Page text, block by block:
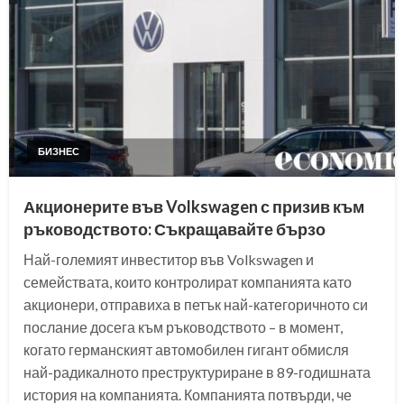
БИЗНЕС
Акционерите във Volkswagen с призив към
ръководството: Съкращавайте бързо
Най-големият инвеститор във Volkswagen и
семействата, които контролират компанията като
акционери, отправиха в петък най-категоричното си
послание досега към ръководството – в момент,
когато германският автомобилен гигант обмисля
най-радикалното преструктуриране в 89-годишната
история на компанията. Компанията потвърди, че